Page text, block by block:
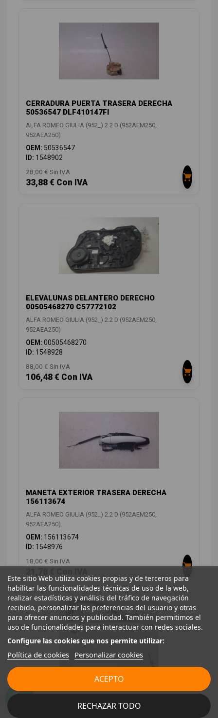
CERRADURA PUERTA TRASERA DERECHA
50536547 DLF410147FI
ALFA ROMEO GIULIA (952_) 2.2 D (952AEM250,
952AEA250)
OEM: 50536547
ID: 1548902
28,00 € Sin IVA
33,88 € Con IVA
ELEVALUNAS DELANTERO DERECHO
00505468270 C57772102
ALFA ROMEO GIULIA (952_) 2.2 D (952AEM250,
952AEA250)
OEM: 00505468270
ID: 1548928
88,00 € Sin IVA
106,48 € Con IVA
MANETA EXTERIOR TRASERA DERECHA
156113674
ALFA ROMEO GIULIA (952_) 2.2 D (952AEM250,
952AEA250)
OEM: 156113674
ID: 1548976
18,00 € Sin IVA
Este sitio Web utiliza cookies propias y de terceros para
habilitar las funcionalidades técnicas de uso de la web,
realizar estadísticas y análisis del tráfico de navegación
recibido, personalizar las preferencias del usuario y otras
para ofrecer anuncios y publicidad. También permitimos el
uso de funcionalidades para interactuar con redes sociales.
Configure las cookies que nos permite utilizar:
Política de cookies Personalizar cookies
RECHAZAR TODO
ACEPTO